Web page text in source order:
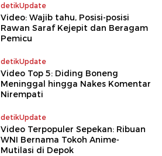
detikUpdate
Video: Wajib tahu, Posisi-posisi
Rawan Saraf Kejepit dan Beragam
Pemicu
detikUpdate
Video Top 5: Diding Boneng
Meninggal hingga Nakes Komentar
Nirempati
detikUpdate
Video Terpopuler Sepekan: Ribuan
WNI Bernama Tokoh Anime-
Mutilasi di Depok